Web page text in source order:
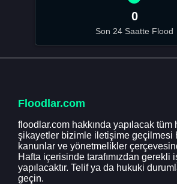
0
Son 24 Saatte Flood
Floodlar.com
floodlar.com hakkında yapılacak tüm
şikayetler bizimle iletişime geçilmesi
kanunlar ve yönetmelikler
Hafta içerisinde tarafımızdan gerekli
yapılacaktır. Telif ya da hukuki
geçin.